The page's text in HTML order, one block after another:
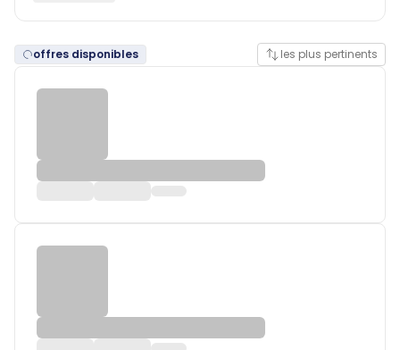
offres disponibles les plus pertinents